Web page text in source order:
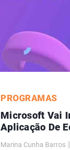
PROGRAMAS
Microsoft Vai
Aplicação De
Vídeo
Marina Cunha Barros